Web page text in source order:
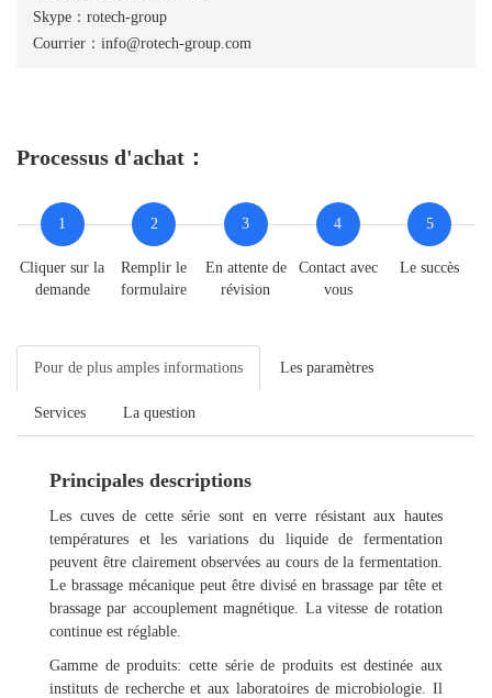
Skype：rotech-group
Courrier：info@rotech-group.com
Processus d'achat：
1
Cliquer sur la
demande
2
Remplir le
formulaire
3
En attente de
révision
4
Contact avec
vous
5
Le succès
Pour de plus amples informations Les paramètres
Services La question
Principales descriptions
Les cuves de cette série sont en verre résistant aux hautes
températures et les variations du liquide de fermentation
peuvent être clairement observées au cours de la fermentation.
Le brassage mécanique peut être divisé en brassage par tête et
brassage par accouplement magnétique. La vitesse de rotation
continue est réglable.
Gamme de produits: cette série de produits est destinée aux
instituts de recherche et aux laboratoires de microbiologie. Il